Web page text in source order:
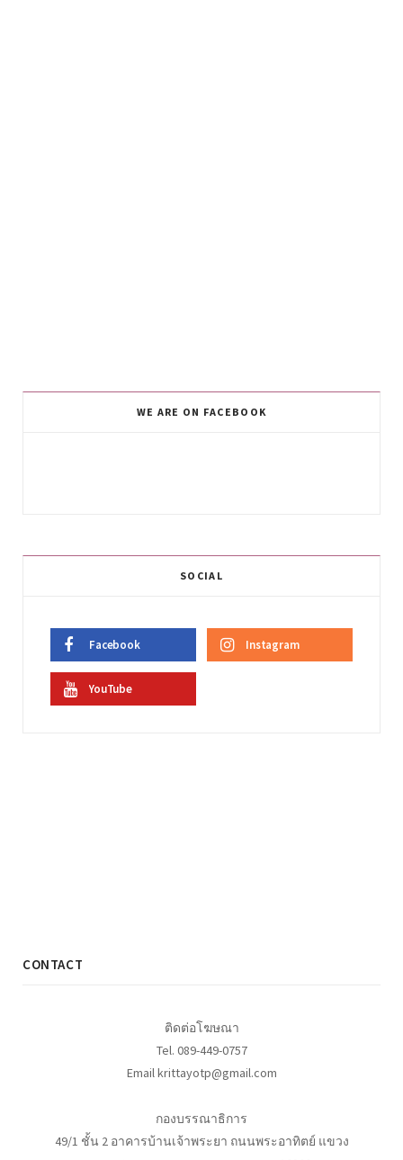
WE ARE ON FACEBOOK
SOCIAL
Facebook Instagram
YouTube
CONTACT
ติดต่อโฆษณา
Tel. 089-449-0757
Email krittayotp@gmail.com
กองบรรณาธิการ
49/1 ชั้น 2 อาคารบ้านเจ้าพระยา ถนนพระอาทิตย์ แขวง